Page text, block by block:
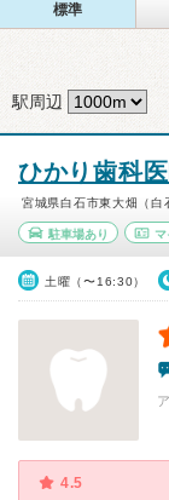
標準
駅周辺
ひかり歯科
宮城県白石市東大畑（白
駐車場あり
土曜（〜16:30）
4.5